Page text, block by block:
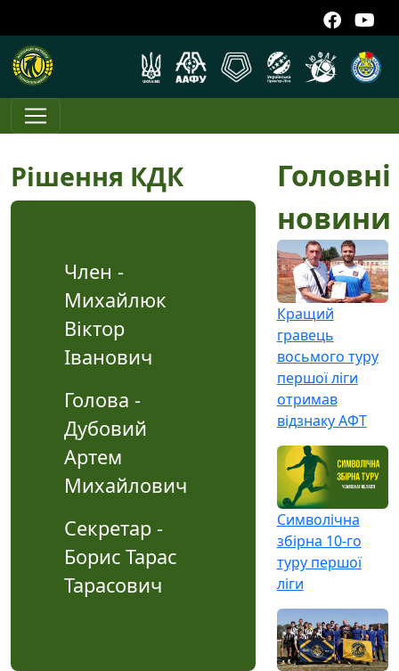
Рішення КДК
Член -
Михайлюк
Віктор
Іванович
Голова -
Дубовий
Артем
Михайлович
Секретар -
Борис Тарас
Тарасович
Головні
новини
Кращий
гравець
восьмого туру
першої ліги
отримав
відзнаку АФТ
Символічна
збірна 10-го
туру першої
ліги